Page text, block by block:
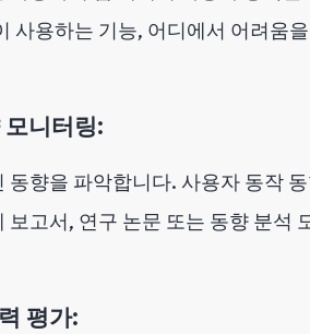
사용하는 기능, 어디에서 어려움
니터링:
동향을 파악합니다. 사용자 동작
보고서, 연구 논문 또는 동향 분석
평가: